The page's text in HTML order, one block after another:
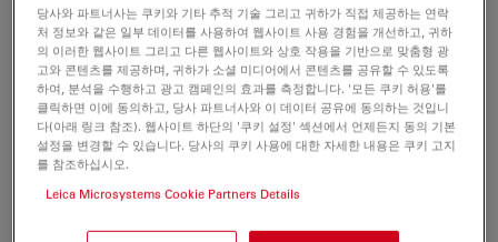
FS4000
CERTIFICATES
Jul 27, 2026 PDF, 48 KB
당사와 파트너사는 쿠키와 기타 추적 기술 그리고 귀하가 직접 제공하는 연락
처 정보와 같은 일부 데이터를 사용하여 웹사이트 사용 경험을 개선하고, 귀하
의 이러한 웹사이트 그리고 다른 웹사이트와 상호 작용을 기반으로 맞춤형 광
고와 콘텐츠를 제공하며, 귀하가 소셜 미디어에서 콘텐츠를 공유할 수 있도록
하여, 분석을 수행하고 광고 캠페인의 효과를 측정합니다. '모든 쿠키 허용'를
클릭하면 이에 동의하고, 당사 파트너사와 이 데이터 공유에 동의하는 것입니
다(아래 링크 참조). 웹사이트 하단의 '쿠키 설정' 섹션에서 언제든지 동의 기본
설정을 변경할 수 있습니다. 당사의 쿠키 사용에 대한 자세한 내용은 쿠키 고지
를 참조하십시오.
Leica Microsystems Cookie Partners Details